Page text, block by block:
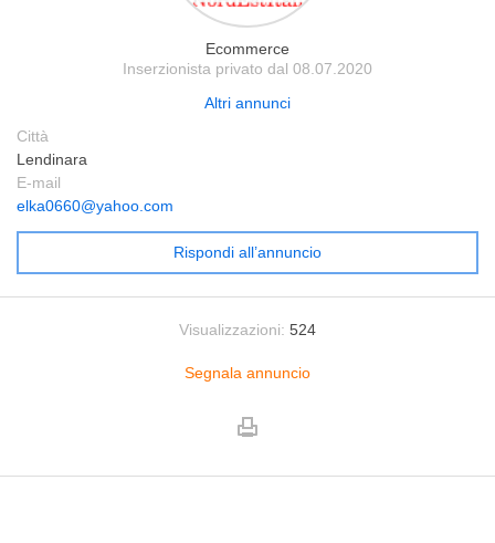
Ecommerce
Inserzionista privato dal 08.07.2020
Altri annunci
Città
Lendinara
E-mail
elka0660@yahoo.com
Rispondi all’annuncio
Visualizzazioni: 524
Segnala annuncio